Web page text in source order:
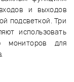
и выходов
подсветкой. Три
использовать
мониторов для